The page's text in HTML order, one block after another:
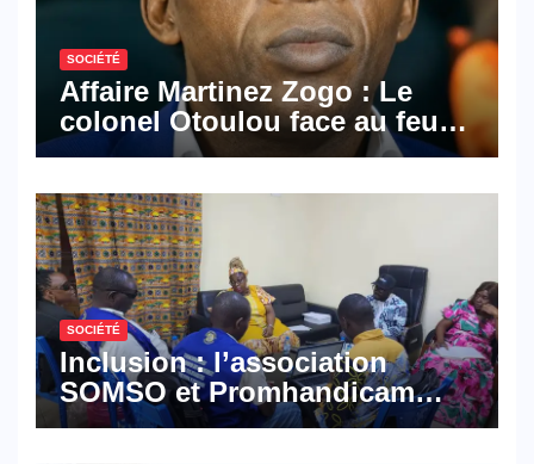
SOCIÉTÉ
Affaire Martinez Zogo : Le
colonel Otoulou face au feu
croisé des avocats de la
SOCIÉTÉ
Inclusion : l’association
SOMSO et Promhandicam
militent en faveur d’une